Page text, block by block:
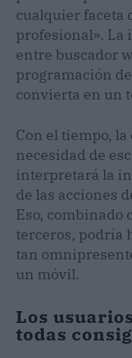
cualquier faceta
profesional». La
entre buscador
programación
convierta en un
Con el tiempo,
necesidad de
interpretará la
de las acciones
Eso, combinado
terceros, podría
tan
un móvil.
Los
todas